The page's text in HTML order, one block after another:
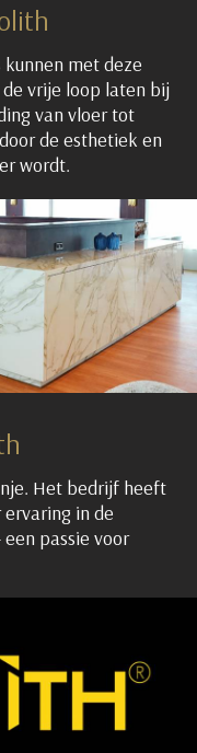
met deze
vrije loop laten bij
van vloer tot
de esthetiek en
wordt.
Het bedrijf heeft
in de
passie voor